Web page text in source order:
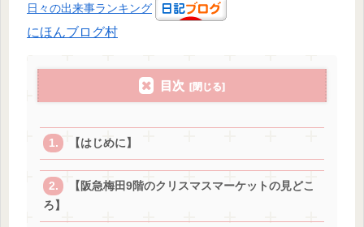
日々の出来事ランキング
にほんブログ村
目次
【はじめに】
【阪急梅田9階のクリスマスマーケットの見どこ
ろ】